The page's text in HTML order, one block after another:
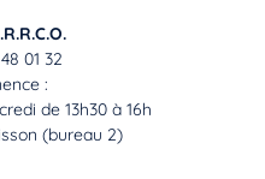
01 32
:
de 13h30 à 16h
(bureau 2)